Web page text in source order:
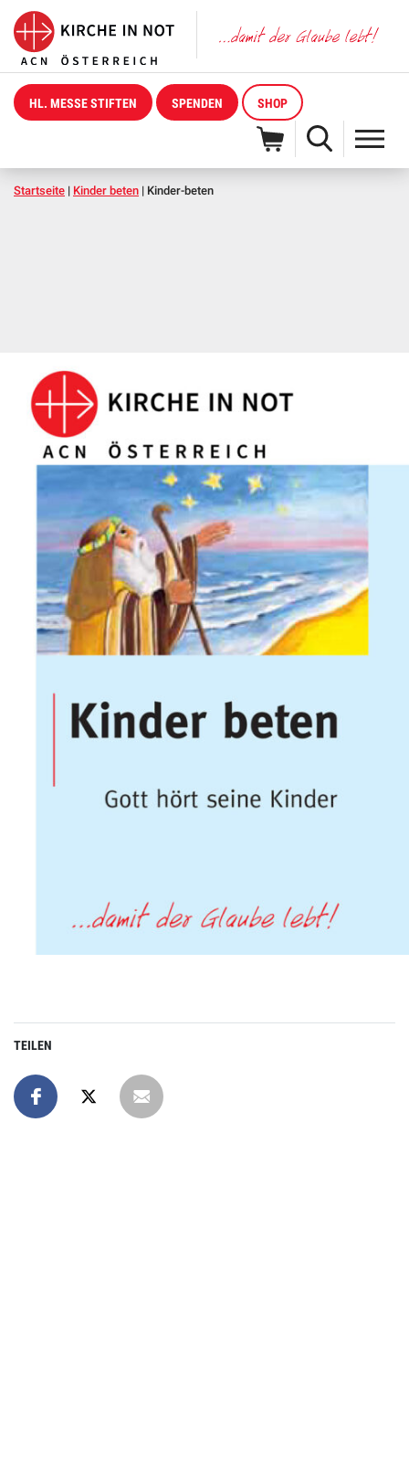
HL. MESSE STIFTEN SPENDEN SHOP
Startseite | Kinder beten | Kinder-beten
TEILEN